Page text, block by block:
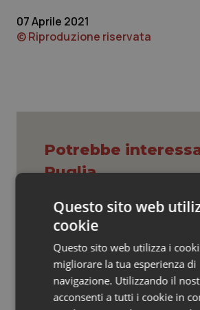
Veneto
Oncoematologia
Psoriasi & pelle
Quotidiano Cardiologia
Quotidiano Oncologia
Quotidiano Pediatria
Rene & patologie
07 Aprile 2021
© Riproduzione riservata
Potrebbe
Puglia
Regione Lombardia
Schillaci: “Gli attuali
San Raffaele di
criticità riscontrate,
laboratorio di
Questo sito web
cookie
Questo sito web utilizza i
migliorare la tua esperienza di
navigazione. Utilizzando il
acconsenti a tutti i cookie in